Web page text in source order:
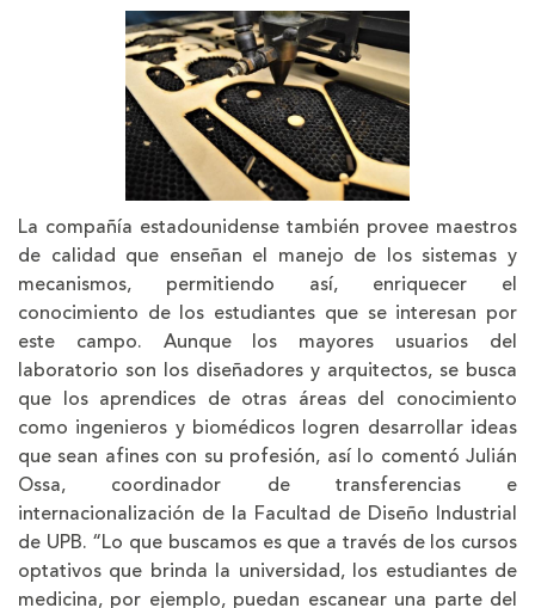
La compañía estadounidense también provee maestros
de calidad que enseñan el manejo de los sistemas y
mecanismos, permitiendo así, enriquecer el
conocimiento de los estudiantes que se interesan por
este campo. Aunque los mayores usuarios del
laboratorio son los diseñadores y arquitectos, se busca
que los aprendices de otras áreas del conocimiento
como ingenieros y biomédicos logren desarrollar ideas
que sean afines con su profesión, así lo comentó Julián
Ossa, coordinador de transferencias e
internacionalización de la Facultad de Diseño Industrial
de UPB. “Lo que buscamos es que a través de los cursos
optativos que brinda la universidad, los estudiantes de
medicina, por ejemplo, puedan escanear una parte del